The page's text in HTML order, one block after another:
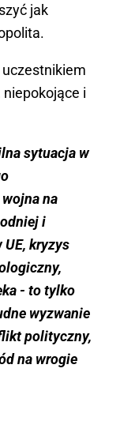
jak
uczestnikiem
niepokojące i
sytuacja w
na
i
kryzys
- to tylko
wyzwanie
polityczny,
na wrogie